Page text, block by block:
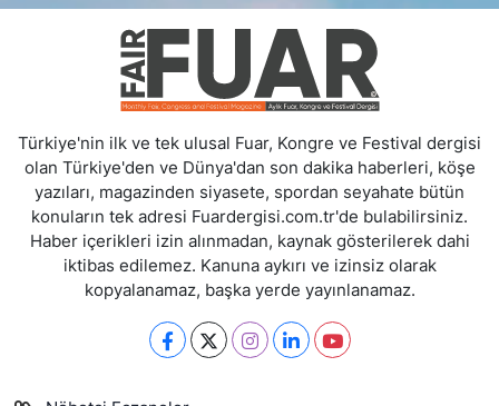
Türkiye'nin ilk ve tek ulusal Fuar, Kongre ve Festival dergisi
olan Türkiye'den ve Dünya'dan son dakika haberleri, köşe
yazıları, magazinden siyasete, spordan seyahate bütün
konuların tek adresi Fuardergisi.com.tr'de bulabilirsiniz.
Haber içerikleri izin alınmadan, kaynak gösterilerek dahi
iktibas edilemez. Kanuna aykırı ve izinsiz olarak
kopyalanamaz, başka yerde yayınlanamaz.